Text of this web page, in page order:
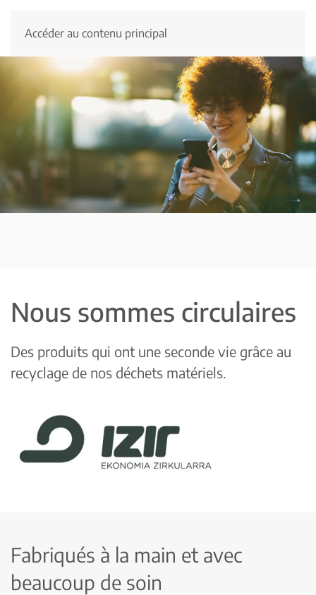
Accéder au contenu principal
Nous sommes circulaires
Des produits qui ont une seconde vie grâce au
recyclage de nos déchets matériels.
Fabriqués à la main et avec
beaucoup de soin